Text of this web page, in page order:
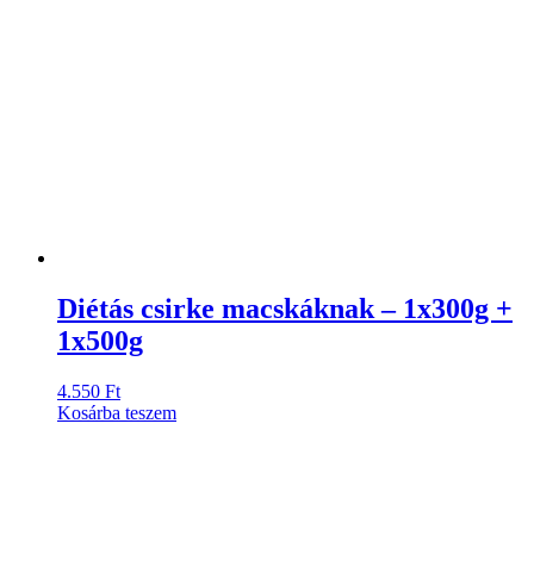
Diétás csirke macskáknak – 1x300g +
1x500g
4.550 Ft
Kosárba teszem